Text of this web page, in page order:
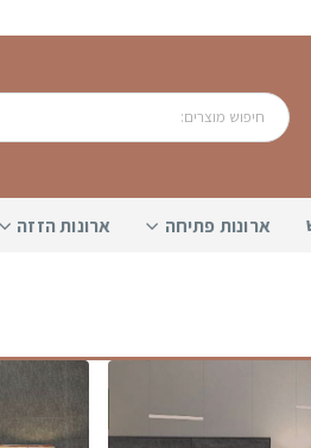
ארונות פתיחה ארונות הזזה